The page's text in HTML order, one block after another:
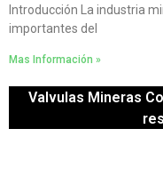
Introducción La industria
importantes del
Mas Información »
Valvulas Mineras